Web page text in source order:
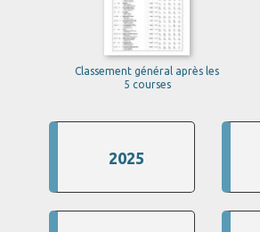
Classement général après les
5 courses
2025